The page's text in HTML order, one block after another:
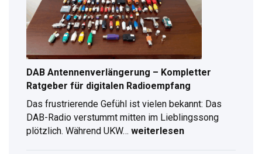
Anleitung
für
2026
DAB Antennenverlängerung – Kompletter
Ratgeber für digitalen Radioempfang
Das frustrierende Gefühl ist vielen bekannt: Das
DAB-Radio verstummt mitten im Lieblingssong
plötzlich. Während UKW… weiterlesen